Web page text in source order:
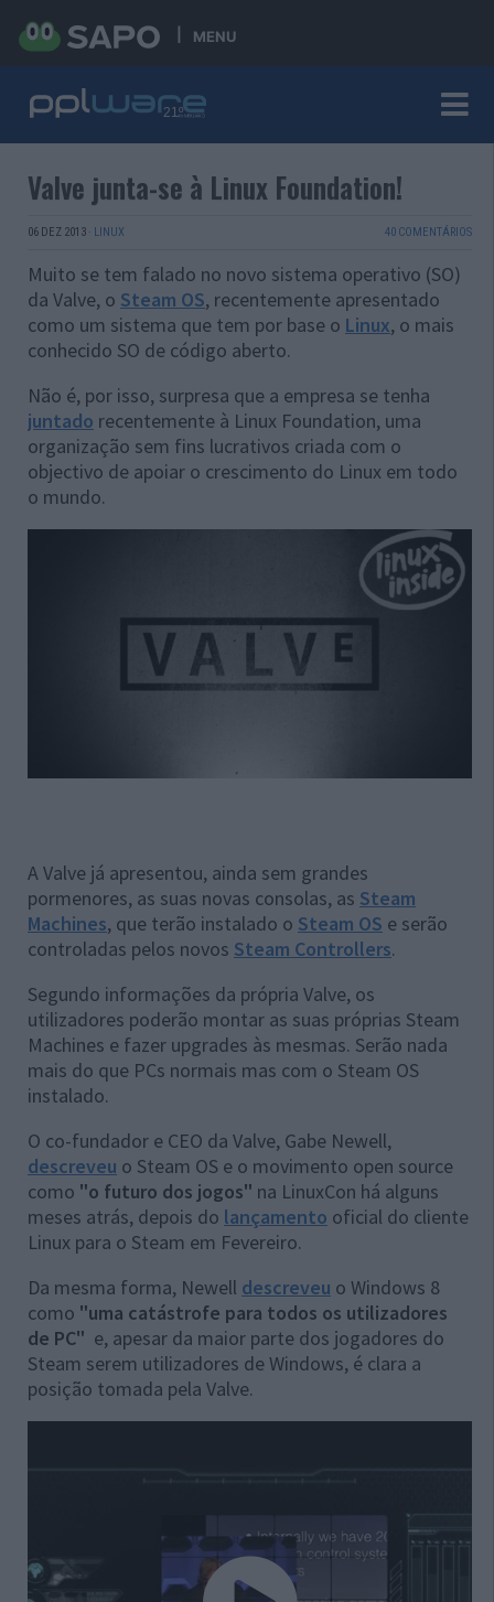
MENU
Valve junta-se à Linux Foundation!
06 DEZ 2013 · LINUX 40 COMENTÁRIOS
Muito se tem falado no novo sistema operativo (SO)
da Valve, o Steam OS, recentemente apresentado
como um sistema que tem por base o Linux, o mais
conhecido SO de código aberto.
Não é, por isso, surpresa que a empresa se tenha
juntado recentemente à Linux Foundation, uma
organização sem fins lucrativos criada com o
objectivo de apoiar o crescimento do Linux em todo
o mundo.
A Valve já apresentou, ainda sem grandes
pormenores, as suas novas consolas, as Steam
Machines, que terão instalado o Steam OS e serão
controladas pelos novos Steam Controllers.
Segundo informações da própria Valve, os
utilizadores poderão montar as suas próprias Steam
Machines e fazer upgrades às mesmas. Serão nada
mais do que PCs normais mas com o Steam OS
instalado.
O co-fundador e CEO da Valve, Gabe Newell,
descreveu o Steam OS e o movimento open source
como "o futuro dos jogos" na LinuxCon há alguns
meses atrás, depois do lançamento oficial do cliente
Linux para o Steam em Fevereiro.
Da mesma forma, Newell descreveu o Windows 8
como "uma catástrofe para todos os utilizadores
de PC" e, apesar da maior parte dos jogadores do
Steam serem utilizadores de Windows, é clara a
posição tomada pela Valve.